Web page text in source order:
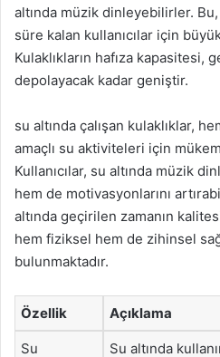
altında müzik dinleyebilirler.
süre kalan kullanıcılar için
Kulaklıkların hafıza kapasitesi,
depolayacak kadar geniştir.
su altında çalışan kulaklıklar,
amaçlı su aktiviteleri için
Kullanıcılar, su altında müzik
hem de motivasyonlarını
altında geçirilen zamanın
hem fiziksel hem de zihinsel
bulunmaktadır.
Özellik Açıklama
Su
Su altında